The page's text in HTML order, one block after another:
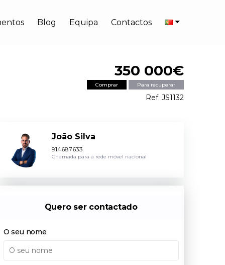
Blog Equipa Contactos
350 000€
Comprar Para recuperar
Ref. JS1132
João Silva
914687633
Chamada para a rede móvel nacional
Quero ser contactado
O seu nome